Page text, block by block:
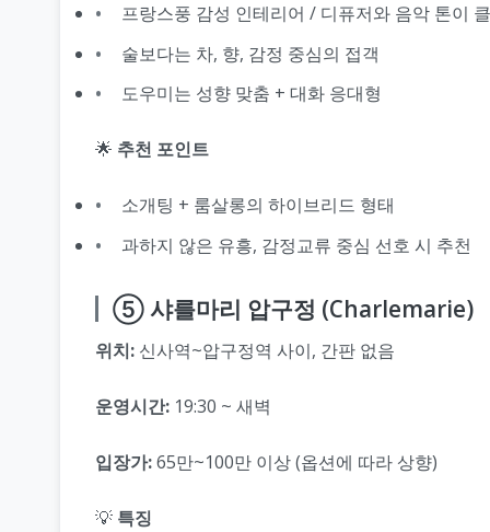
프랑스풍 감성 인테리어 / 디퓨저와 음악 톤이
술보다는 차, 향, 감정 중심의 접객
도우미는 성향 맞춤 + 대화 응대형
🌟 추천 포인트
소개팅 + 룸살롱의 하이브리드 형태
과하지 않은 유흥, 감정교류 중심 선호 시 추천
⑤ 샤를마리 압구정 (Charlemarie)
위치: 신사역~압구정역 사이, 간판 없음
운영시간: 19:30 ~ 새벽
입장가:65만~100만 이상 (옵션에 따라 상향)
💡 특징